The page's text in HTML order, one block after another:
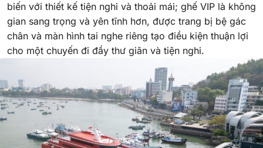
biến với thiết kế tiện nghi và thoải mái; ghế VIP là không
gian sang trọng và yên tĩnh hơn, được trang bị bệ gác
chân và màn hình tai nghe riêng tạo điều kiện thuận lợi
cho một chuyến đi đầy thư giãn và tiện nghi.